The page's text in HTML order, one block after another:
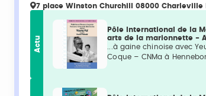
7 place Winston Churchill 08000 Charleville
Actu
Pôle International de la
arts de la marionnette -
...à gaine chinoise avec
Coque – CNMa à